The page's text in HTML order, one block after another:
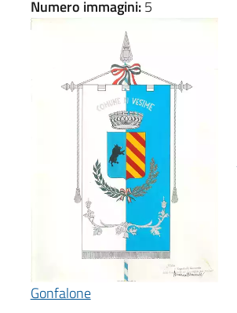
Numero immagini:5
Gonfalone